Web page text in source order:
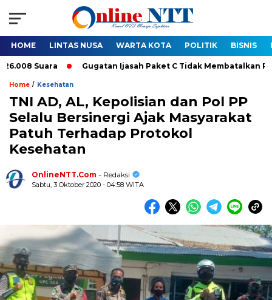
HOME LINTAS NUSA WARTA KOTA POLITIK BISNIS
Gugatan Ijasah Paket C Tidak Membatalkan
Home / Kesehatan
TNI AD, AL, Kepolisian dan Pol PP
Selalu Bersinergi Ajak Masyarakat
Patuh Terhadap Protokol
Kesehatan
OnlineNTT.Com - Redaksi
Sabtu, 3 Oktober 2020 - 04:58 WITA